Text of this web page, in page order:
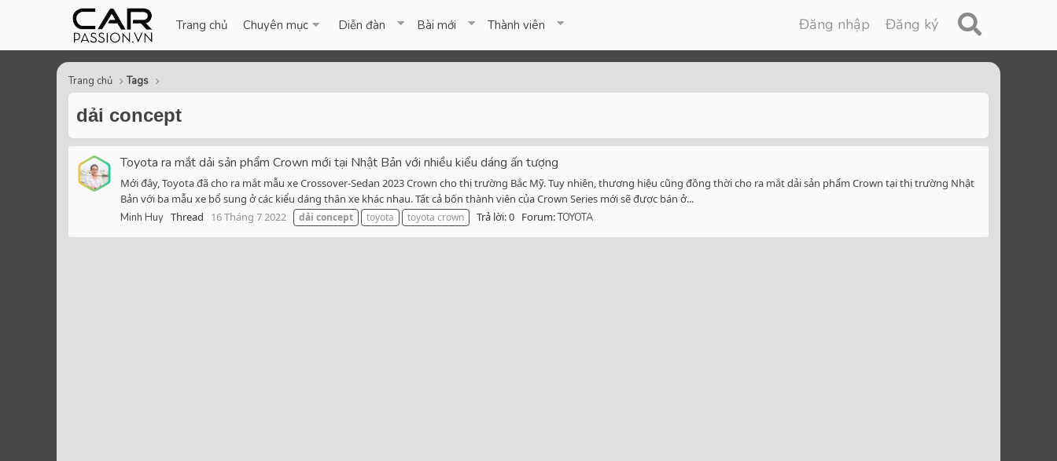
Trang chủ Chuyên mục Diễn đàn Bài mới Thành viên Đăng nhập Đăng ký
Trang chủ Tags
dải concept
Toyota ra mắt dải sản phẩm Crown mới tại Nhật Bản với nhiều kiểu dáng ấn tượng
Mới đây, Toyota đã cho ra mắt mẫu xe Crossover-Sedan 2023 Crown cho thị trường Bắc Mỹ. Tuy nhiên, thương hiệu cũng đồng thời cho ra mắt dải sản phẩm Crown tại thị trường Nhật
Bản với ba mẫu xe bổ sung ở các kiểu dáng thân xe khác nhau. Tất cả bốn thành viên của Crown Series mới sẽ được bán ở...
Minh Huy Thread 16 Tháng 7 2022 dải concept toyota toyota crown Trả lời: 0 Forum:TOYOTA